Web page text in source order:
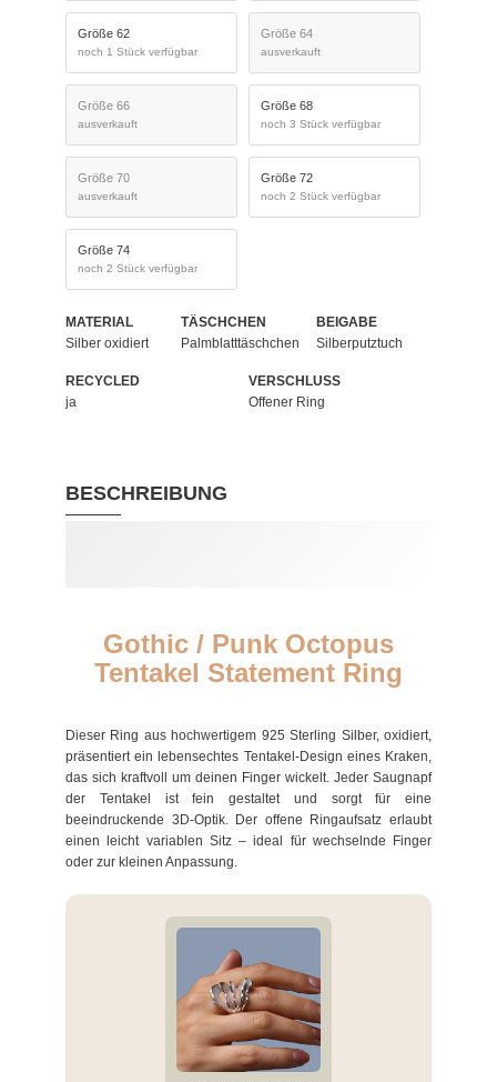
Größe 62
noch 1 Stück verfügbar
Größe 64
ausverkauft
Größe 66
ausverkauft
Größe 68
noch 3 Stück verfügbar
Größe 70
ausverkauft
Größe 72
noch 2 Stück verfügbar
Größe 74
noch 2 Stück verfügbar
MATERIAL
Silber oxidiert
TÄSCHCHEN
Palmblatttäschchen
BEIGABE
Silberputztuch
RECYCLED
ja
VERSCHLUSS
Offener Ring
BESCHREIBUNG
Gothic / Punk Octopus
Tentakel Statement Ring
Dieser Ring aus hochwertigem 925 Sterling Silber, oxidiert,
präsentiert ein lebensechtes Tentakel-Design eines Kraken,
das sich kraftvoll um deinen Finger wickelt. Jeder Saugnapf
der Tentakel ist fein gestaltet und sorgt für eine
beeindruckende 3D-Optik. Der offene Ringaufsatz erlaubt
einen leicht variablen Sitz – ideal für wechselnde Finger
oder zur kleinen Anpassung.